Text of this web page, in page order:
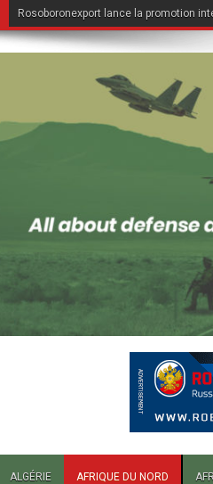
Rosoboronexport lance la promotion
ALGÉRIE AFRIQUE DU NORD